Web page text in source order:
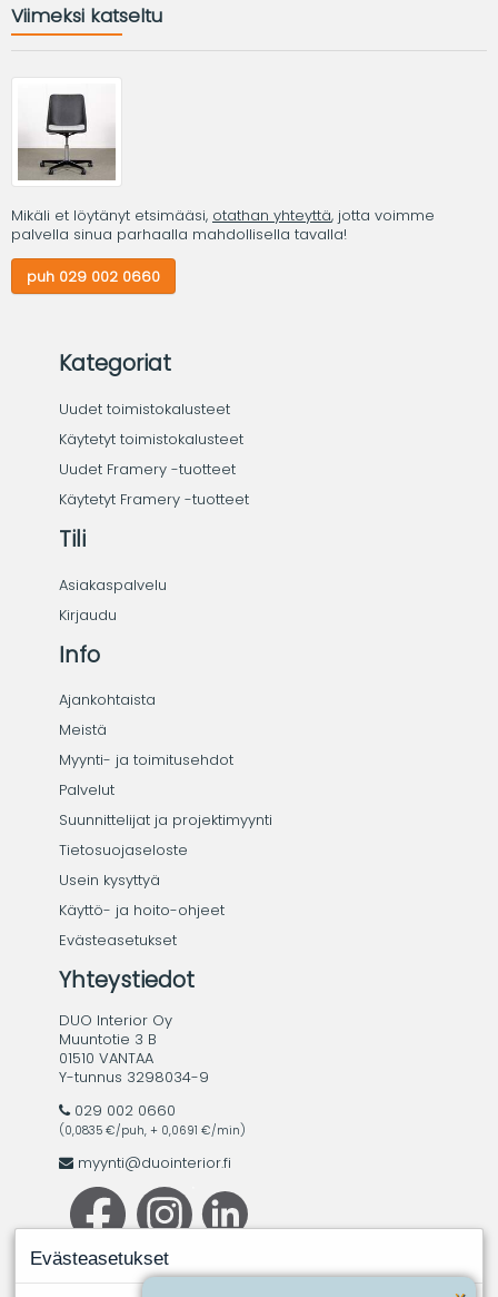
Viimeksi katseltu
Mikäli et löytänyt etsimääsi, otathan yhteyttä, jotta voimme
palvella sinua parhaalla mahdollisella tavalla!
puh 029 002 0660
Kategoriat
Uudet toimistokalusteet
Käytetyt toimistokalusteet
Uudet Framery -tuotteet
Käytetyt Framery -tuotteet
Tili
Asiakaspalvelu
Kirjaudu
Info
Ajankohtaista
Meistä
Myynti- ja toimitusehdot
Palvelut
Suunnittelijat ja projektimyynti
Tietosuojaseloste
Usein kysyttyä
Käyttö- ja hoito-ohjeet
Evästeasetukset
Yhteystiedot
DUO Interior Oy
Muuntotie 3 B
01510 VANTAA
Y-tunnus 3298034-9
029 002 0660
(0,0835 €/puh, + 0,0691 €/min)
myynti@duointerior.fi
Evästeasetukset